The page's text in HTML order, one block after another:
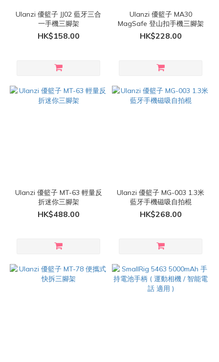
Ulanzi 優籃子 JJ02 藍牙三合
一手機三腳架
HK$158.00
Ulanzi 優籃子 MA30
MagSafe 登山扣手機三腳架
HK$228.00
Ulanzi 優籃子 MT-63 輕量反
折迷你三腳架
HK$488.00
Ulanzi 優籃子 MG-003 1.3米
藍牙手機磁吸自拍棍
HK$268.00